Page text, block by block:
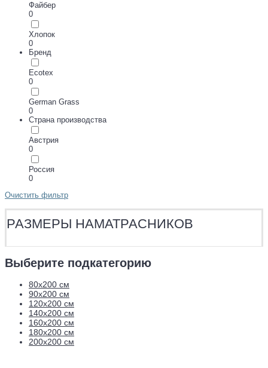
Файбер
0
Хлопок
0
Бренд
Ecotex
0
German Grass
0
Страна производства
Австрия
0
Россия
0
Очистить фильтр
РАЗМЕРЫ НАМАТРАСНИКОВ
Выберите подкатегорию
80х200 см
90х200 см
120х200 см
140х200 см
160х200 см
180х200 см
200х200 см